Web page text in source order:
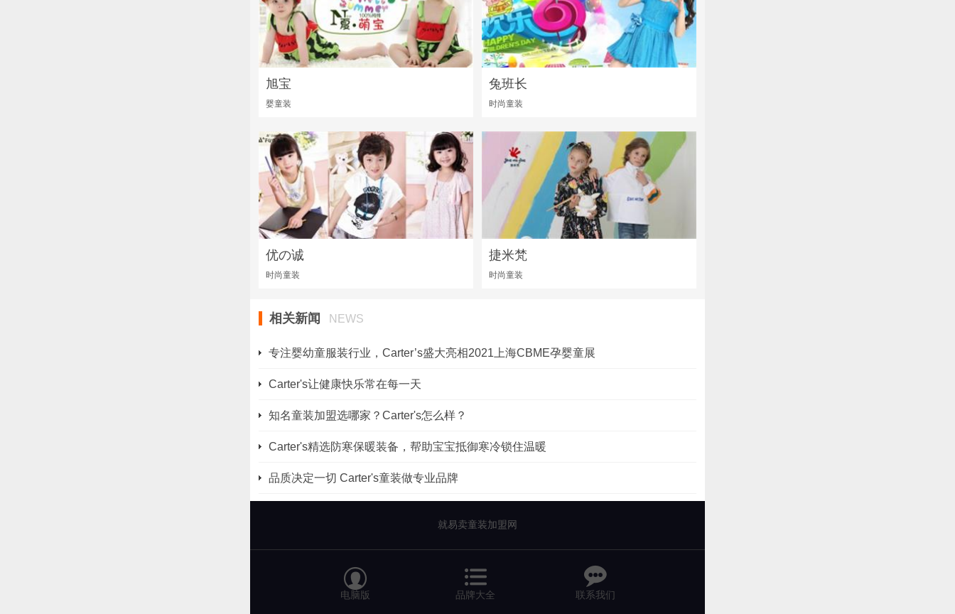
旭宝
婴童装
兔班长
时尚童装
优の诚
时尚童装
捷米梵
时尚童装
相关新闻 NEWS
专注婴幼童服装行业，Carter’s盛大亮相2021上海CBME孕婴童展
Carter's让健康快乐常在每一天
知名童装加盟选哪家？Carter's怎么样？
Carter's精选防寒保暖装备，帮助宝宝抵御寒冷锁住温暖
品质决定一切 Carter's童装做专业品牌
就易卖童装加盟网

电脑版 品牌大全

联系我们